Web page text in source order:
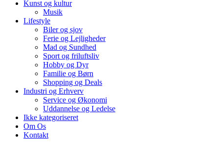
Kunst og kultur
Musik
Lifestyle
Biler og sjov
Ferie og Lejligheder
Mad og Sundhed
Sport og friluftsliv
Hobby og Dyr
Familie og Børn
Shopping og Deals
Industri og Erhverv
Service og Økonomi
Uddannelse og Ledelse
Ikke kategoriseret
Om Os
Kontakt